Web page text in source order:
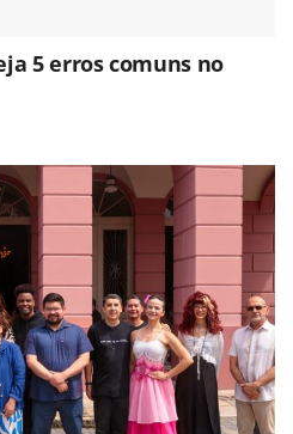
5 erros comuns no